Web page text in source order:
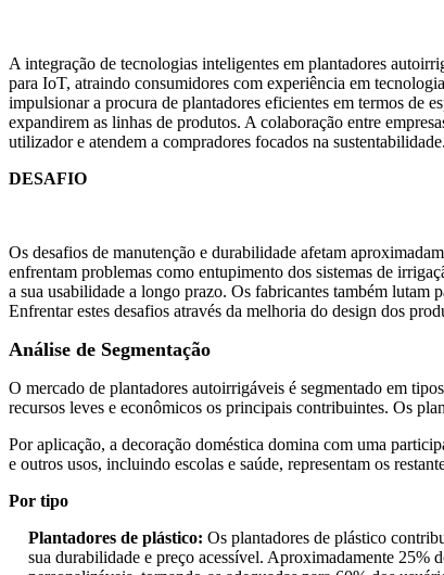
A integração de tecnologias inteligentes em plantadores
para IoT, atraindo consumidores com experiência em
impulsionar a procura de plantadores eficientes em termos de
expandirem as linhas de produtos. A colaboração entre
utilizador e atendem a compradores focados na sustentabilidade.
DESAFIO
Os desafios de manutenção e durabilidade afetam
enfrentam problemas como entupimento dos sistemas de
a sua usabilidade a longo prazo. Os fabricantes também lutam
Enfrentar estes desafios através da melhoria do design dos
Análise de Segmentação
O mercado de plantadores autoirrigáveis ​​é segmentado em
recursos leves e econômicos os principais contribuintes. Os
Por aplicação, a decoração doméstica domina com uma
e outros usos, incluindo escolas e saúde, representam os
Por tipo
Plantadores de plástico: Os plantadores de plástico
sua durabilidade e preço acessível. Aproximadamente 25%